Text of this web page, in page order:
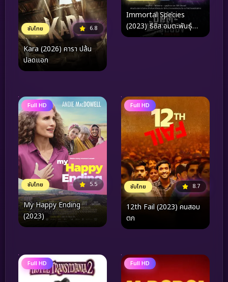
ซับไทย 6.8
Kara (2026) คารา ปล้น
ปลดแอก
Immortal Species
(2023) ธีซิส อมตะพันธุ์
สยอง
Full HD
ซับไทย 5.5
My Happy Ending
(2023)
Full HD
ซับไทย 8.7
12th Fail (2023) คนสอบ
ตก
Full HD Full HD